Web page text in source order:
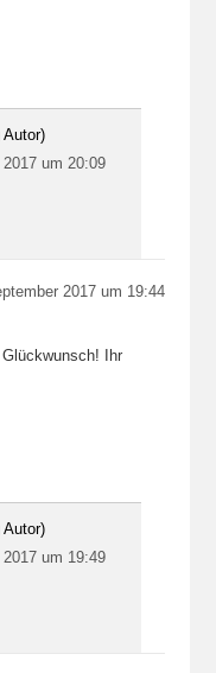
Autor)
um 20:09
2017 um 19:44
Ihr
Autor)
um 19:49